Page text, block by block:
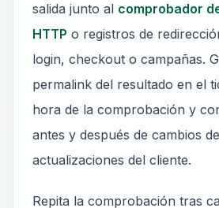
salida junto al comprobador
HTTP o registros de
login, checkout o campañas.
permalink del resultado en el
hora de la comprobación y
antes y después de cambios
actualizaciones del cliente.
Repita la comprobación tras